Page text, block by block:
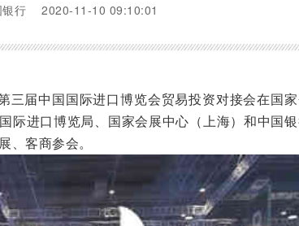
银行 2020-11-10 09:10:01
三届中国国际进口博览会贸易投资对接会在国
际进口博览局、国家会展中心（上海）和中国
、客商参会。